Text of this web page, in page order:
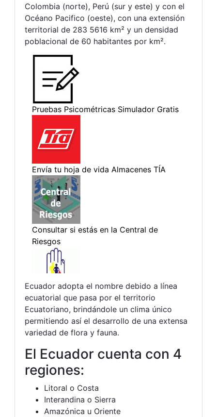
Colombia (norte), Perú (sur y este) y con el
Océano Pacifico (oeste), con una extensión
territorial de 283 5616 km² y un densidad
poblacional de 60 habitantes por km².
Ecuador adopta el nombre debido a línea
ecuatorial que pasa por el territorio
Ecuatoriano, brindándole un clima único
permitiendo así el desarrollo de una extensa
variedad de flora y fauna.
El Ecuador cuenta con 4
regiones:
Litoral o Costa
Interandina o Sierra
Amazónica u Oriente